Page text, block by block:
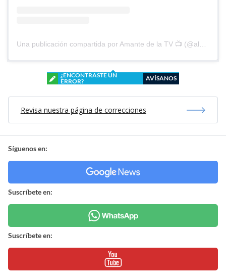
Una publicación compartida por Amante de la TV 📺 (@alguien_te_observa)
¿ENCONTRASTE UN
ERROR?
AVÍSANOS
Revisa nuestra página de correcciones
Síguenos en:
Suscríbete en:
Suscríbete en: